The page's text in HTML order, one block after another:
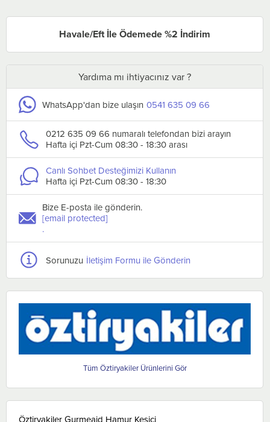
Havale/Eft İle Ödemede %2 İndirim
Yardıma mı ihtiyacınız var ?
WhatsApp'dan bize ulaşın 0541 635 09 66
0212 635 09 66 numaralı telefondan bizi arayın
Hafta içi Pzt-Cum 08:30 - 18:30 arası
Canlı Sohbet Desteğimizi Kullanın
Hafta içi Pzt-Cum 08:30 - 18:30
Bize E-posta ile gönderin.
[email protected]
.
Sorunuzu İletişim Formu ile Gönderin
Öztiryakiler
Öztiryakiler Gurmeaid Hamur Kesici